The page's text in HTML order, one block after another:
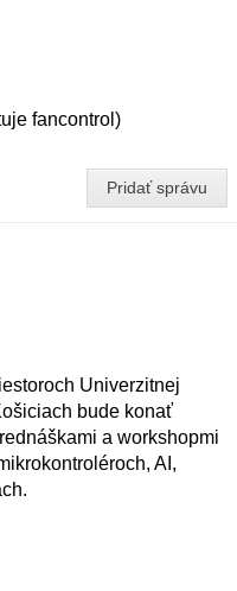
fancontrol)
Pridať správu
Univerzitnej
bude konať
a workshopmi
AI,